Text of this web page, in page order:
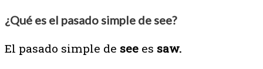
¿Qué es el pasado simple de see?
El pasado simple de see es saw.